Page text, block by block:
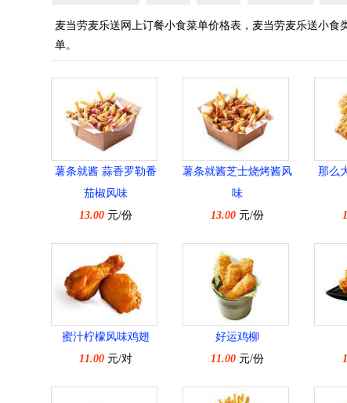
麦当劳麦乐送网上订餐小食菜单价格表，麦当劳麦乐送小
单。
薯条就酱 蒜香罗勒番
茄椒风味
13.00 元/份
薯条就酱芝士烧烤酱风
味
13.00 元/份
那么
蜜汁柠檬风味鸡翅
11.00 元/对
好运鸡柳
11.00 元/份